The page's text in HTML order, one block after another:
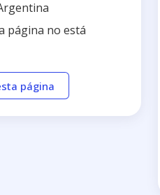
página no está
página